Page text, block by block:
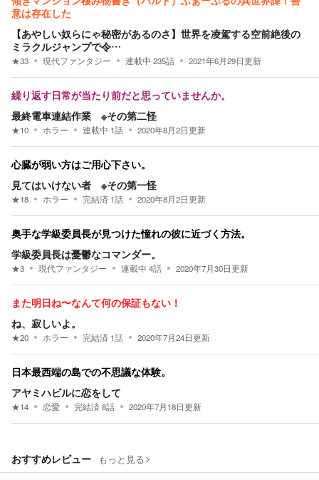
意は存在した
【あやしい奴らにゃ秘密があるのさ】世界を凌駕する空前絶後の
ミラクルジャンプで令…
★33 現代ファンタジー 連載中 235話 2021年6月29日更新
繰り返す日常が当たり前だと思っていませんか。
最終電車連結作業 ※その第二怪
★10 ホラー 連載中 1話 2020年8月2日更新
心臓が弱い方はご用心下さい。
見てはいけない者 ※その第一怪
★18 ホラー 完結済 1話 2020年8月2日更新
奥手な学級委員長が見つけた憧れの彼に近づく方法。
学級委員長は憂鬱なコマンダー。
★3 現代ファンタジー 連載中 4話 2020年7月30日更新
また明日ね〜なんて何の保証もない！
ね、寂しいよ。
★20 ホラー 完結済 1話 2020年7月24日更新
日本最西端の島での不思議な体験。
アヤミハビルに恋をして
★14 恋愛 完結済8話 2020年7月18日更新
おすすめレビュー もっと見る